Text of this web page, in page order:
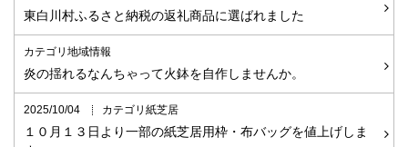
東白川村ふるさと納税の返礼商品に選ばれました
カテゴリ地域情報
炎の揺れるなんちゃって火鉢を自作しませんか。
2025/10/04 カテゴリ紙芝居
１０月１３日より一部の紙芝居用枠・布バッグを値上げしま